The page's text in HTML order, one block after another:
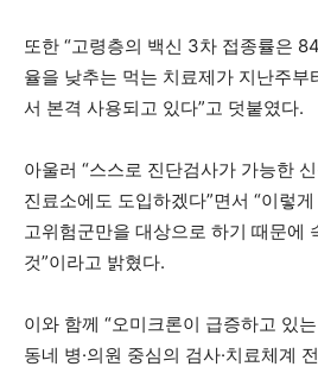
또한 “고령층의 백신 3차 접종률은
율을 낮추는 먹는 치료제가 지난주부
서 본격 사용되고 있다”고 덧붙였다.
아울러 “스스로 진단검사가 가능한
진료소에도 도입하겠다”면서 “이렇
고위험군만을 대상으로 하기 때문에
것”이라고 밝혔다.
이와 함께 “오미크론이 급증하고 있
동네 병·의원 중심의 검사·치료체계